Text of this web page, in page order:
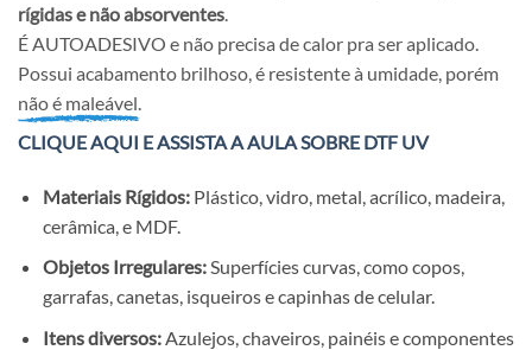
rígidas e não absorventes.
É AUTOADESIVO e não precisa de calor pra ser aplicado.
Possui acabamento brilhoso, é resistente à umidade, porém
não é maleável.
CLIQUE AQUI E ASSISTA A AULA SOBRE DTF UV
Materiais Rígidos:Plástico, vidro, metal, acrílico, madeira,
cerâmica, e MDF.
Objetos Irregulares:Superfícies curvas, como copos,
garrafas, canetas, isqueiros e capinhas de celular.
Itens diversos:Azulejos, chaveiros, painéis e componentes